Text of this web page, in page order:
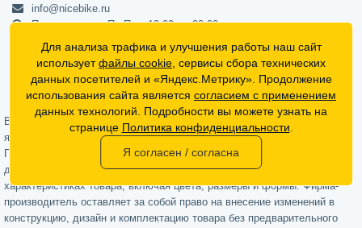
info@nicebike.ru
Прием звонков Пн-Пт с 10:00 до 20:00
ПВЗ Пн-Пт с 10:00 до 20:00
г. Москва, ул. Барклая 13с1
подъезд 1, цокольный этаж, офис 1
Официальный интернет-магазин NiceBike © 2012 - 2026
Вся информация на сайте носит ознакомительный характер, не
является публичной офертой (определяемой положениями Статьи 437
Гражданского кодекса РФ) и не может в полной мере передавать
достоверную информацию о свойствах, комплектации и
характеристиках товара, включая цвета, размеры и формы. Фирма-
производитель оставляет за собой право на внесение изменений в
конструкцию, дизайн и комплектацию товара без предварительного
Для анализа трафика и улучшения работы наш сайт
используетфайлы cookie , сервисы сбора технических
данных посетителей и «Яндекс.Метрику». Продолжение
использования сайта является согласием с применением
данных технологий. Подробности вы можете узнать на
странице Политика конфиденциальности
Я согласен / согласна